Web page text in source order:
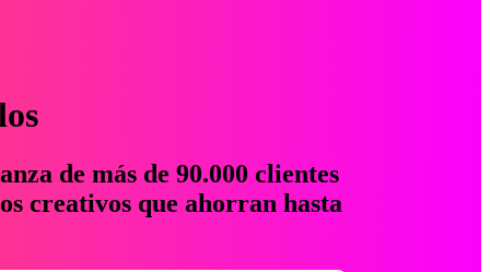
de más de 90.000 clientes
creativos que ahorran hasta